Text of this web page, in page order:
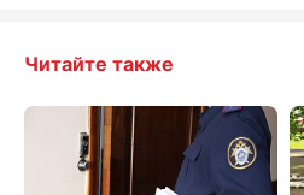
Читайте также